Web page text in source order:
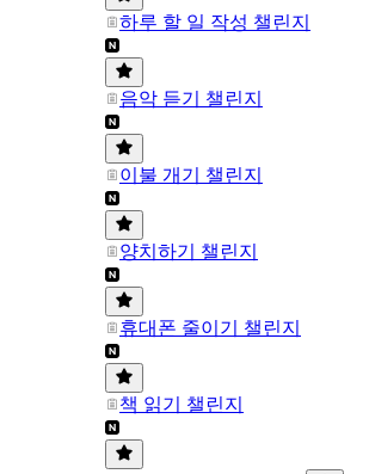
하루 할 일 작성 챌린지
음악 듣기 챌린지
이불 개기 챌린지
양치하기 챌린지
휴대폰 줄이기 챌린지
책 읽기 챌린지